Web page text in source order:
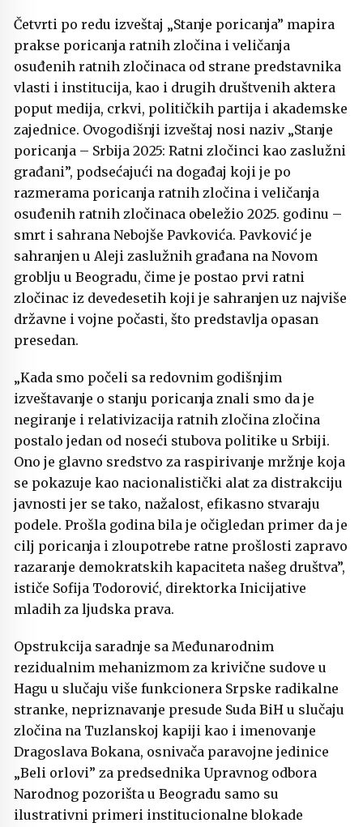
Četvrti po redu izveštaj „Stanje poricanja” mapira
prakse poricanja ratnih zločina i veličanja
osuđenih ratnih zločinaca od strane predstavnika
vlasti i institucija, kao i drugih društvenih aktera
poput medija, crkvi, političkih partija i akademske
zajednice. Ovogodišnji izveštaj nosi naziv „Stanje
poricanja – Srbija 2025: Ratni zločinci kao zaslužni
građani”, podsećajući na događaj koji je po
razmerama poricanja ratnih zločina i veličanja
osuđenih ratnih zločinaca obeležio 2025. godinu –
smrt i sahrana Nebojše Pavkovića. Pavković je
sahranjen u Aleji zaslužnih građana na Novom
groblju u Beogradu, čime je postao prvi ratni
zločinac iz devedesetih koji je sahranjen uz najviše
državne i vojne počasti, što predstavlja opasan
presedan.
„Kada smo počeli sa redovnim godišnjim
izveštavanje o stanju poricanja znali smo da je
negiranje i relativizacija ratnih zločina zločina
postalo jedan od noseći stubova politike u Srbiji.
Ono je glavno sredstvo za raspirivanje mržnje koja
se pokazuje kao nacionalistički alat za distrakciju
javnosti jer se tako, nažalost, efikasno stvaraju
podele. Prošla godina bila je očigledan primer da je
cilj poricanja i zloupotrebe ratne prošlosti zapravo
razaranje demokratskih kapaciteta našeg društva”,
ističe Sofija Todorović, direktorka Inicijative
mladih za ljudska prava.
Opstrukcija saradnje sa Međunarodnim
rezidualnim mehanizmom za krivične sudove u
Hagu u slučaju više funkcionera Srpske radikalne
stranke, nepriznavanje presude Suda BiH u slučaju
zločina na Tuzlanskoj kapiji kao i imenovanje
Dragoslava Bokana, osnivača paravojne jedinice
„Beli orlovi” za predsednika Upravnog odbora
Narodnog pozorišta u Beogradu samo su
ilustrativni primeri institucionalne blokade